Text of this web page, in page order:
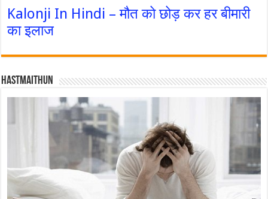
Kalonji In Hindi – मौत को छोड़ कर हर बीमारी
का इलाज
Hastmaithun